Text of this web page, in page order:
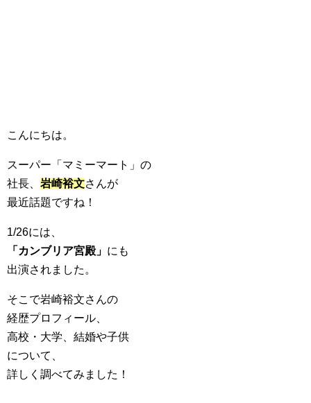
こんにちは。
スーパー「マミーマート」の
社長、 岩崎裕文さんが
最近話題ですね！
1/26には、
「カンブリア宮殿」 にも
出演されました。
そこで岩崎裕文さんの
経歴プロフィール、
高校・大学、結婚や子供
について、
詳しく調べてみました！